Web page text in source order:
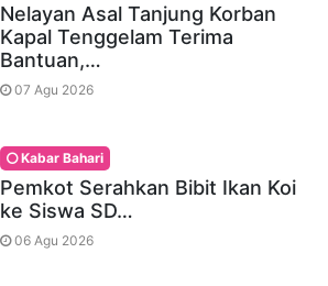
Nelayan Asal Tanjung Korban
Kapal Tenggelam Terima
Bantuan,…
07 Agu 2026
Kabar Bahari
Pemkot Serahkan Bibit Ikan Koi
ke Siswa SD…
06 Agu 2026